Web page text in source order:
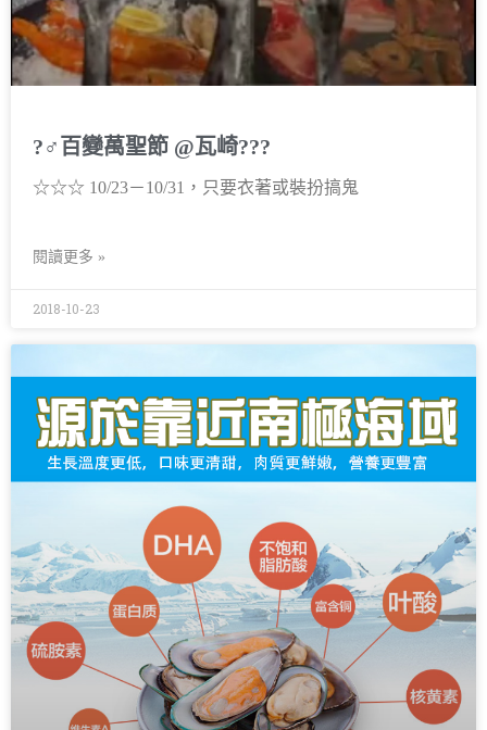
?‍♂百變萬聖節 @瓦崎???
☆☆☆ 10/23－10/31，只要衣著或裝扮搞鬼
閱讀更多 »
2018-10-23